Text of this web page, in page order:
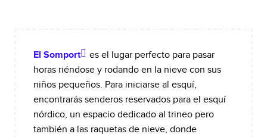
El Somport
es el lugar perfecto para pasar
horas riéndose y rodando en la nieve con sus
niños pequeños. Para iniciarse al esquí,
encontrarás senderos reservados para el esquí
nórdico, un espacio dedicado al trineo pero
también a las raquetas de nieve, donde